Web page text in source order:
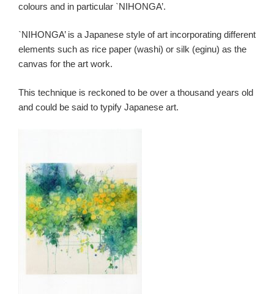
colours and in particular `NIHONGA’.
`NIHONGA’ is a Japanese style of art incorporating different
elements such as rice paper (washi) or silk (eginu) as the
canvas for the art work.
This technique is reckoned to be over a thousand years old
and could be said to typify Japanese art.